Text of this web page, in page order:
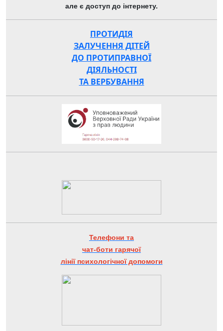
але є доступ до інтернету.
ПРОТИДІЯ
ЗАЛУЧЕННЯ ДІТЕЙ
ДО ПРОТИПРАВНОЇ
ДІЯЛЬНОСТІ
ТА ВЕРБУВАННЯ
Телефони та
чат-боти гарячої
лінії психологічної допомоги